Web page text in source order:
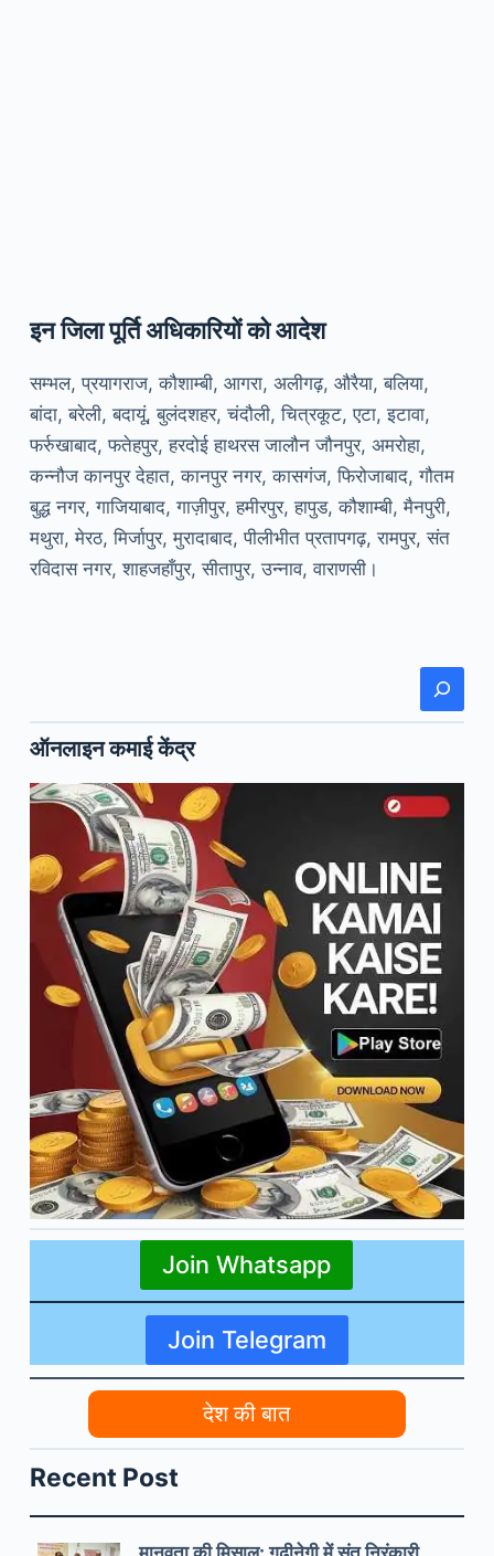
इन जिला पूर्ति अधिकारियों को आदेश
सम्भल, प्रयागराज, कौशाम्बी, आगरा, अलीगढ़, औरैया, बलिया,
बांदा, बरेली, बदायूं, बुलंदशहर, चंदौली, चित्रकूट, एटा, इटावा,
फर्रुखाबाद, फतेहपुर, हरदोई हाथरस जालौन जौनपुर, अमरोहा,
कन्नौज कानपुर देहात, कानपुर नगर, कासगंज, फिरोजाबाद, गौतम
बुद्ध नगर, गाजियाबाद, गाज़ीपुर, हमीरपुर, हापुड, कौशाम्बी, मैनपुरी,
मथुरा, मेरठ, मिर्जापुर, मुरादाबाद, पीलीभीत प्रतापगढ़, रामपुर, संत
रविदास नगर, शाहजहाँपुर, सीतापुर, उन्नाव, वाराणसी।
ऑनलाइन कमाई केंद्र
Join Whatsapp
Join Telegram
देश की बात
Recent Post